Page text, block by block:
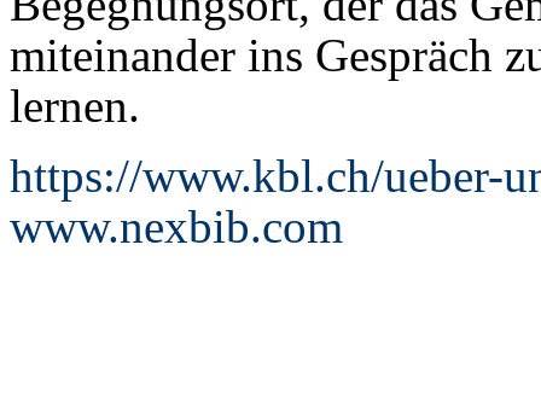
miteinander ins Gespräch
lernen.
https://www.kbl.ch/ueber-
www.nexbib.com